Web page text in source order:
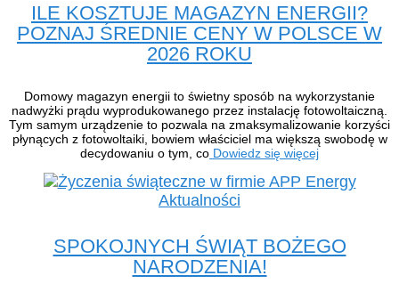
ILE KOSZTUJE MAGAZYN ENERGII?
POZNAJ ŚREDNIE CENY W POLSCE W
2026 ROKU
Domowy magazyn energii to świetny sposób na wykorzystanie
nadwyżki prądu wyprodukowanego przez instalację fotowoltaiczną.
Tym samym urządzenie to pozwala na zmaksymalizowanie korzyści
płynących z fotowoltaiki, bowiem właściciel ma większą swobodę w
decydowaniu o tym, co Dowiedz się więcej
Aktualności
SPOKOJNYCH ŚWIĄT BOŻEGO
NARODZENIA!